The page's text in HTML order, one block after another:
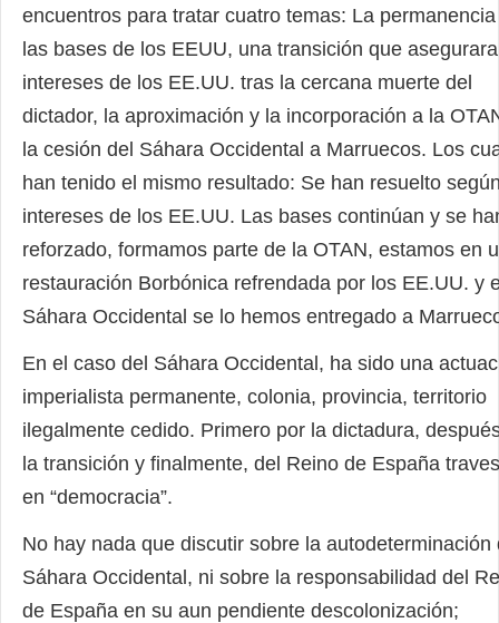
encuentros para tratar cuatro temas: La
las bases de los EEUU, una transición que
intereses de los EE.UU. tras la cercana muerte del
dictador, la aproximación y la incorporación a la
la cesión del Sáhara Occidental a Marruecos. Los
han tenido el mismo resultado: Se han resuelto
intereses de los EE.UU. Las bases continúan y se
reforzado, formamos parte de la OTAN, estamos en
restauración Borbónica refrendada por los EE.UU. y
Sáhara Occidental se lo hemos entregado a
En el caso del Sáhara Occidental, ha sido una
imperialista permanente, colonia, provincia, territorio
ilegalmente cedido. Primero por la dictadura,
la transición y finalmente, del Reino de España
en “democracia”.
No hay nada que discutir sobre la autodeterminación
Sáhara Occidental, ni sobre la responsabilidad del
de España en su aun pendiente descolonización;